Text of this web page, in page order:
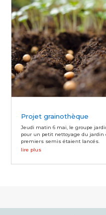
Projet grainothèque
Jeudi matin 6 mai, le groupe
pour un petit nettoyage du
premiers semis étaient lancés.
lire plus